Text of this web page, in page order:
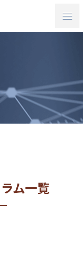
ム一覧